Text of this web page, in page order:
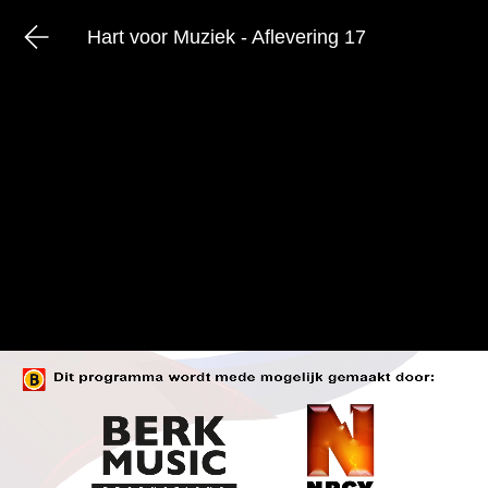
Hart voor Muziek - Aflevering 17